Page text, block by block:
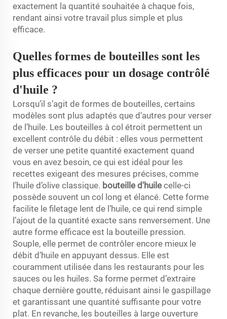
exactement la quantité souhaitée à chaque fois,
rendant ainsi votre travail plus simple et plus
efficace.
Quelles formes de bouteilles sont les
plus efficaces pour un dosage contrôlé
d'huile ?
Lorsqu’il s’agit de formes de bouteilles, certains
modèles sont plus adaptés que d’autres pour verser
de l’huile. Les bouteilles à col étroit permettent un
excellent contrôle du débit : elles vous permettent
de verser une petite quantité exactement quand
vous en avez besoin, ce qui est idéal pour les
recettes exigeant des mesures précises, comme
l’huile d’olive classique. bouteille d'huile celle-ci
possède souvent un col long et élancé. Cette forme
facilite le filetage lent de l’huile, ce qui rend simple
l’ajout de la quantité exacte sans renversement. Une
autre forme efficace est la bouteille pression.
Souple, elle permet de contrôler encore mieux le
débit d’huile en appuyant dessus. Elle est
couramment utilisée dans les restaurants pour les
sauces ou les huiles. Sa forme permet d’extraire
chaque dernière goutte, réduisant ainsi le gaspillage
et garantissant une quantité suffisante pour votre
plat. En revanche, les bouteilles à large ouverture